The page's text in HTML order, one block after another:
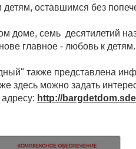
оставшимся без
доме, семь десятилетий
главное - любовь к детям.
также представлена
здесь можно задать
http://